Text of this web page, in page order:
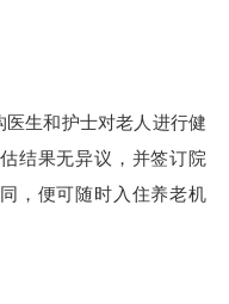
生和护士对老人进行健
结果无异议，并签订院
，便可随时入住养老机